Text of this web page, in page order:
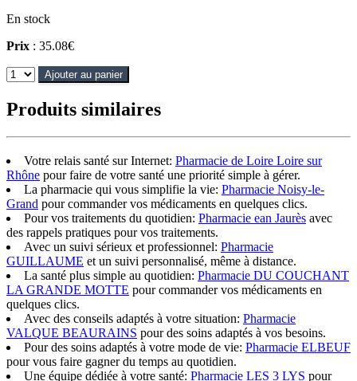
En stock
Prix : 35.08€
Ajouter au panier
Produits similaires
Votre relais santé sur Internet: Pharmacie de Loire Loire sur
Rhône pour faire de votre santé une priorité simple à gérer.
La pharmacie qui vous simplifie la vie: Pharmacie Noisy-le-
Grand pour commander vos médicaments en quelques clics.
Pour vos traitements du quotidien: Pharmacie ean Jaurès avec
des rappels pratiques pour vos traitements.
Avec un suivi sérieux et professionnel: Pharmacie
GUILLAUME et un suivi personnalisé, même à distance.
La santé plus simple au quotidien: Pharmacie DU COUCHANT
LA GRANDE MOTTE pour commander vos médicaments en
quelques clics.
Avec des conseils adaptés à votre situation: Pharmacie
VALQUE BEAURAINS pour des soins adaptés à vos besoins.
Pour des soins adaptés à votre mode de vie: Pharmacie ELBEUF
pour vous faire gagner du temps au quotidien.
Une équipe dédiée à votre santé: Pharmacie LES 3 LYS pour